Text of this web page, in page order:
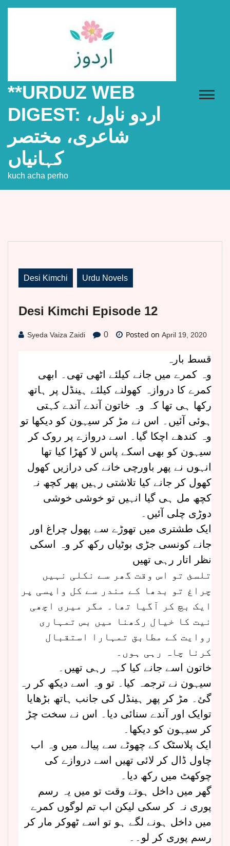
**URDUZ WEB
DIGEST: اردو ناول،
شاعری، مختصر
کہانیاں
kuch acha perho
Desi Kimchi Urdu Novels
Desi Kimchi Episode 12
Syeda Vaiza Zaidi 0 Posted on April 19, 2020
قسط بارہ
وہ کمرے میں جانے کیلئے اٹھی تھی۔ ابھی
کمرے کا دروازہ کھولنے کیلئے ہینڈل پر ہاتھ
رکھا ہی تھا کہ وہ خاتون آندے آندے کہتی
ہوئی آئیں۔ اس نے مڑ کر سیہون کو دیکھا تو
وہ کندھے اچکا گیا۔ اسے دروازے پر روک کر
سیہون کو بھی اسکے پاس لا کھڑا کیا تھا
انہوں نے پھر باورچی خانے کی درازیں کھول
کھول کر جانے کیا تلاشتی رہیں پھر کچھ نہ
کچھ مل ہی گیا انہیں تو خوشی خوشی
دوڑی چلی آئیں۔
ایک طشتری میں تھوڑے سے پھول چراغ اور
جانے کونسی جڑی بوٹیاں رکھ کر وہ اسکی
نظر اتار رہی تھیں
تلسئ تو اس وقت گھر سے نکلی نہیں
چراغ تو بدھا کے مندر سے کل واپسی پر
ایک بچ کر آگیا تھا۔ مگر میری اچھی
نیت کا خیال رکھنا میں بس تمہاری
روایت کے مطابق تمہارا استقبال
کرنا چاہ رہی ہوں۔
خاتون اسے جانے کیا کہہ رہی تھیں۔
سیہون نے ترجمہ کیا۔ تو وہ اسے دیکھ کر رہ
گئ۔ مڑ کر پھر ہینڈل کی جانب ہاتھ بڑھایا
توایک اور آندے سنائی دیا۔ اس نے سخت چڑ
کر سیہون کو دیکھا۔
ایک پلاسٹک کے چھوٹے سے پیالے میں وہ اب
چاول ڈال کر لائی تھیں اسے دروازے کی
چوکھٹ میں رکھ دیا۔
گھر میں داخل ہوتے وقت تو میں یہ رسم
پوری نہ کر سکی لیکن اب تم لوگوں کمرے
میں داخل ہونے لگے ہو تو اسے ٹھوکر مار کر
رسم پوری کر لو۔۔